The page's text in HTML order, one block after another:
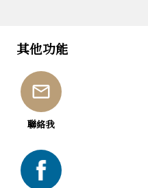
其他功能

聯絡我